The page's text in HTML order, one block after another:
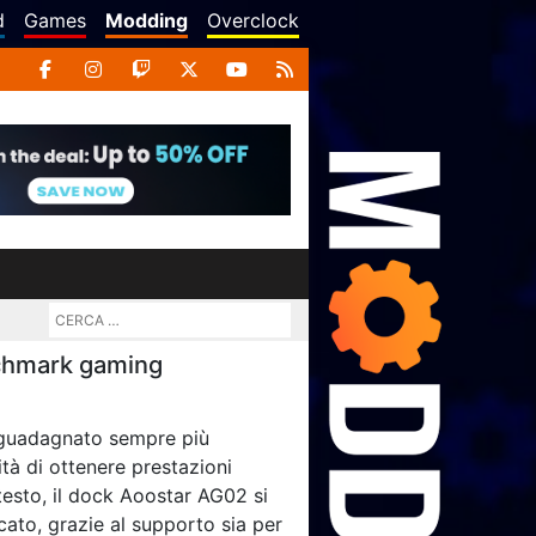
Games Modding Overclock
gaming
sempre più
di ottenere prestazioni
il dock Aoostar AG02 si
grazie al supporto sia per